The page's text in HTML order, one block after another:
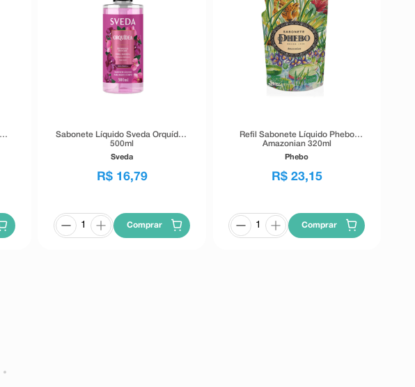
Sabonete Líquido Sveda Orquídea
500ml
Sveda
R$ 16,79
Comprar
Refil Sabonete Líquido Phebo
Amazonian 320ml
Phebo
R$ 23,15
Comprar